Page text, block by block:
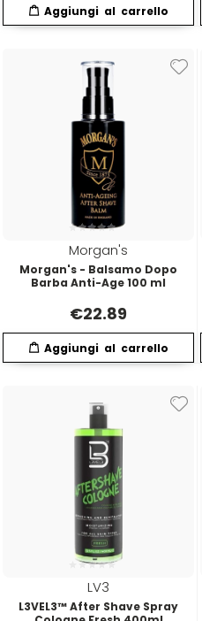
Morgan's
Morgan's - Balsamo Dopo
Barba Anti-Age 100 ml
€22.89
LV3
L3VEL3™ After Shave Spray